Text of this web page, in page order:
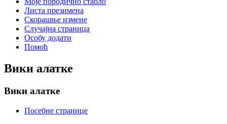
Листа презимена
Скорашње измене
Случајна страница
Особу додати
Помоћ
Вики алатке
Вики алатке
Посебне странице